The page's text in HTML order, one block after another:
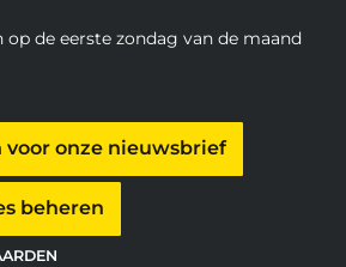
op de eerste zondag van de maand
voor onze nieuwsbrief
beheren